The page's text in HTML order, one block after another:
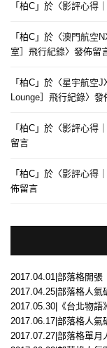
「 柏C 」於〈影評心得
「 柏C 」於〈澳門航空
室］飛行紀錄〉發佈留
「 柏C 」於〈星宇航空
Lounge］飛行紀錄〉發
「 柏C 」於〈影評心得
留言
「 柏C 」於〈影評心得
佈留言
2017.04.01|部落格開張
2017.04.25|部落格人氣
2017.05.30|《台北物
2017.06.17|部落格人氣
2017.07.27|部落格單月